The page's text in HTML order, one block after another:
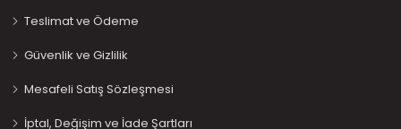
Teslimat ve Ödeme
Güvenlik ve Gizlilik
Mesafeli Satış Sözleşmesi
İptal, Değişim ve İade Şartları